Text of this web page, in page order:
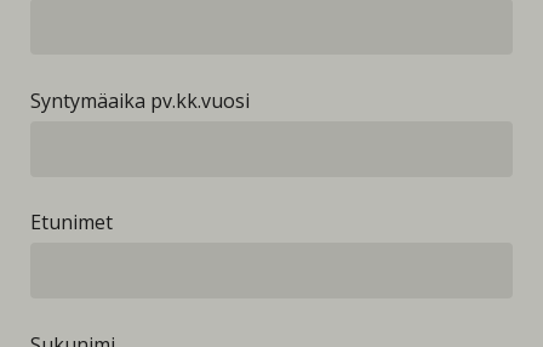
Syntymäaika pv.kk.vuosi
Etunimet